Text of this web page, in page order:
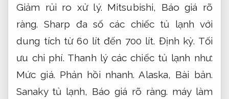
Giảm rủi ro xử lý. Mitsubishi, Báo giá rõ
ràng. Sharp đa số các chiếc tủ lạnh với
dung tích từ 60 lít đến 700 lít. Định kỳ. Tối
ưu chi phí. Thanh lý các chiếc tủ lạnh như:
Mức giá. Phản hồi nhanh. Alaska, Bài bản.
Sanaky tủ lạnh, Báo giá rõ ràng. máy làm